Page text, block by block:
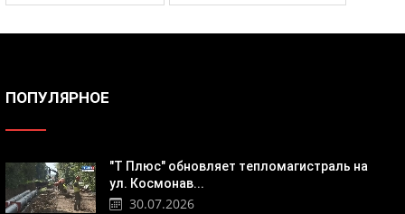
ПОПУЛЯРНОЕ
"Т Плюс" обновляет тепломагистраль на
ул. Космонав...
30.07.2026